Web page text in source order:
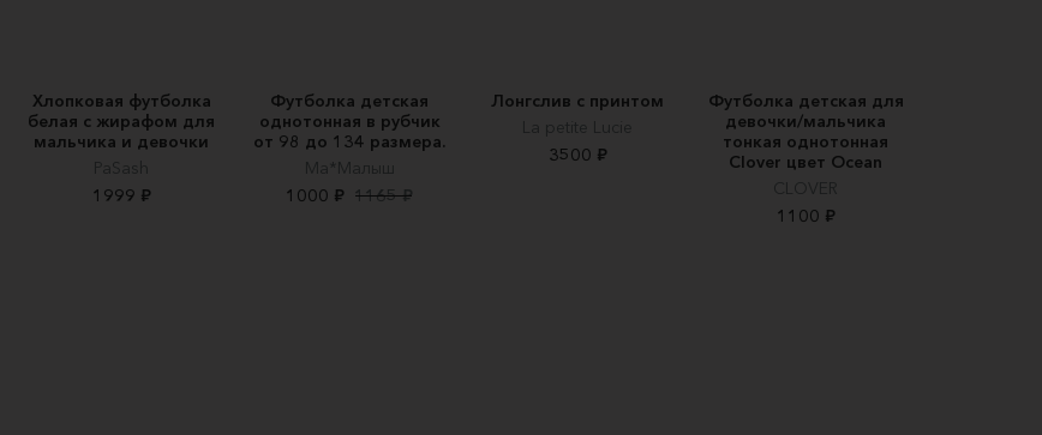
Хлопковая футболка
белая с жирафом для
мальчика и девочки
PaSash
1999 ₽
Футболка детская
однотонная в рубчик
от 98 до 134 размера.
Ма*Малыш
1000 ₽ 1165 ₽
Лонгслив с принтом
La petite Lucie
3500 ₽
Футболка детская для
девочки/мальчика
тонкая однотонная
Clover цвет Ocean
CLOVER
1100 ₽